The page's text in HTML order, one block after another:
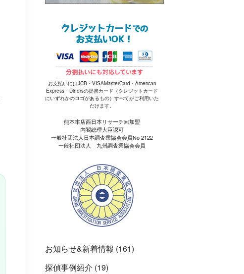
お支払いにはJCB・VISAMasterCard・American
Express・Dinersの提携カード（クレジットカード
にいずれかのロゴがあるもの）すべてがご利用いた
だけます。
熊本本店西日本リサーチ㈱加盟
内閣総理大臣認可
一般社団法人日本調査業協会会員No 2122
一般社団法人 九州調査業協会会員
お知らせ&新着情報 (161)
探偵事例紹介 (19)